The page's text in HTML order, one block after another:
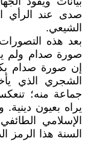
صدى عند الرأي
الشيعي.
بعد هذه
صورة صدام ولم
إن صورة صدام
الشجري الذي
جماعة منه؛
يراه بعيون
الإسلامي
السنة هذا الرمز